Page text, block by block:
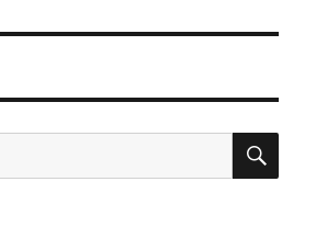
搜